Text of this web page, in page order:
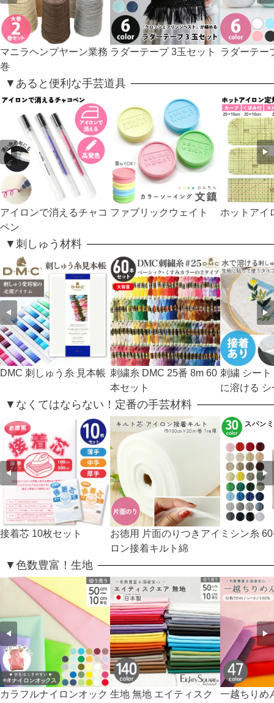
マニラヘンプヤーン業務
巻
ラダーテープ 3玉セット ラダーテー
▼あると便利な手芸道具
◀
アイロンで消えるチャコ
ペン
ファブリックウェイト ホットアイ
▶
▼刺しゅう材料
◀
DMC 刺しゅう糸 見本帳 刺繍糸 DMC 25番 8m 60
本セット
刺繍 シー
に溶ける
▶
▼なくてはならない！定番の手芸材料
◀
接着芯 10枚セット
お徳用 片面のりつきアイ
ロン接着キルト綿
ミシン糸
▶
▼色数豊富！生地
◀
カラフルナイロンオック 生地 無地 エイティスク
一越ちりめ
▶